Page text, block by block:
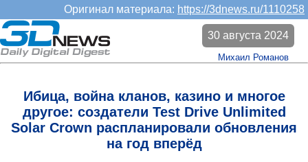
Оригинал материала: https://3dnews.ru/1110258
Ибица, война кланов, казино и многое
другое: создатели Test Drive Unlimited
Solar Crown распланировали обновления
на год вперёд
30 августа 2024
Михаил Романов